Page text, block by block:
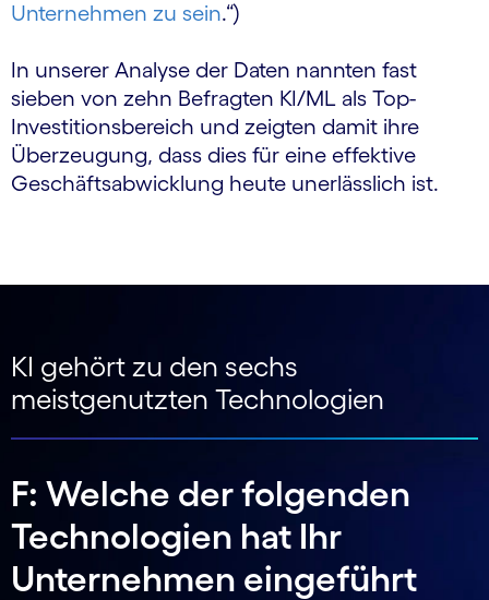
Unternehmen zu sein.“)
In unserer Analyse der Daten nannten fast
sieben von zehn Befragten KI/ML als Top-
Investitionsbereich und zeigten damit ihre
Überzeugung, dass dies für eine effektive
Geschäftsabwicklung heute unerlässlich ist.
KI gehört zu den sechs
meistgenutzten Technologien
F: Welche der folgenden
Technologien hat Ihr
Unternehmen eingeführt